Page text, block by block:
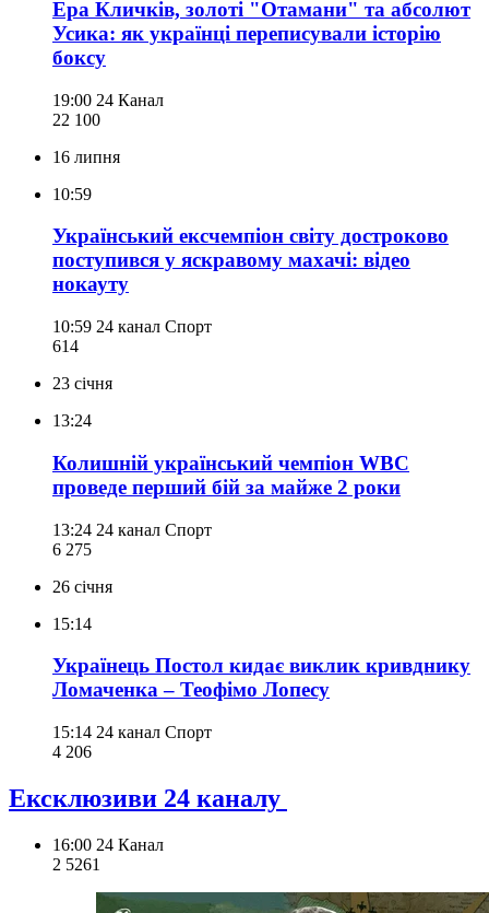
Ера Кличків, золоті "Отамани" та абсолют
Усика: як українці переписували історію
боксу
19:00 24 Канал
22 100
16 липня
10:59
Український ексчемпіон світу достроково
поступився у яскравому махачі: відео
нокауту
10:59 24 канал Спорт
614
23 січня
13:24
Колишній український чемпіон WBC
проведе перший бій за майже 2 роки
13:24 24 канал Спорт
6 275
26 січня
15:14
Українець Постол кидає виклик кривднику
Ломаченка – Теофімо Лопесу
15:14 24 канал Спорт
4 206
Ексклюзиви 24 каналу
16:00 24 Канал
2 5261